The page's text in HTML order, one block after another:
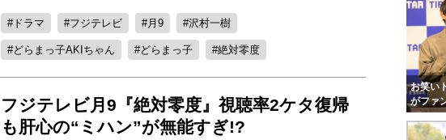
ドラマ フジテレビ 月9 沢村一樹
どらまっ子AKIちゃん どらまっ子 絶対零度
フジテレビ月9『絶対零度』視聴率2ケタ復帰
も肝心の“ミハン”が無能すぎ!?
お笑い
がファ